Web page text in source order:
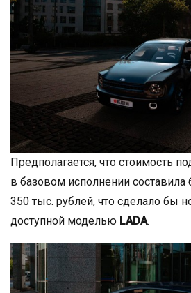
Предполагается, что стоимость
в базовом исполнении
350 тыс. рублей, что сделало бы
доступной моделью LADA.